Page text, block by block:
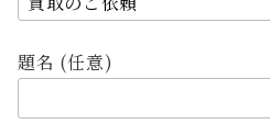
題名 (任意)